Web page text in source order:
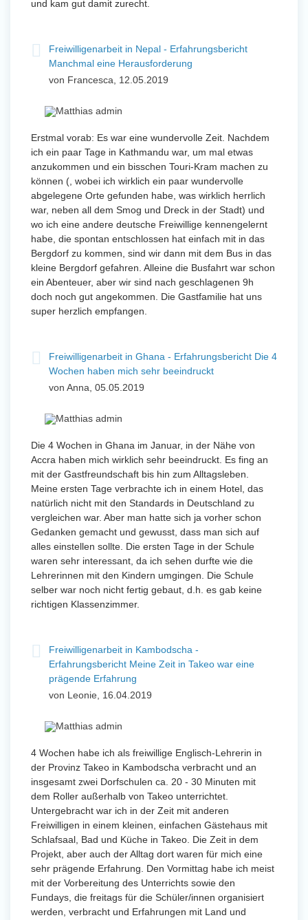
und kam gut damit zurecht.
Freiwilligenarbeit in Nepal - Erfahrungsbericht
Manchmal eine Herausforderung
von Francesca, 12.05.2019
Erstmal vorab: Es war eine wundervolle Zeit. Nachdem
ich ein paar Tage in Kathmandu war, um mal etwas
anzukommen und ein bisschen Touri-Kram machen zu
können (, wobei ich wirklich ein paar wundervolle
abgelegene Orte gefunden habe, was wirklich herrlich
war, neben all dem Smog und Dreck in der Stadt) und
wo ich eine andere deutsche Freiwillige kennengelernt
habe, die spontan entschlossen hat einfach mit in das
Bergdorf zu kommen, sind wir dann mit dem Bus in das
kleine Bergdorf gefahren. Alleine die Busfahrt war schon
ein Abenteuer, aber wir sind nach geschlagenen 9h
doch noch gut angekommen. Die Gastfamilie hat uns
super herzlich empfangen.
Freiwilligenarbeit in Ghana - Erfahrungsbericht Die 4
Wochen haben mich sehr beeindruckt
von Anna, 05.05.2019
Die 4 Wochen in Ghana im Januar, in der Nähe von
Accra haben mich wirklich sehr beeindruckt. Es fing an
mit der Gastfreundschaft bis hin zum Alltagsleben.
Meine ersten Tage verbrachte ich in einem Hotel, das
natürlich nicht mit den Standards in Deutschland zu
vergleichen war. Aber man hatte sich ja vorher schon
Gedanken gemacht und gewusst, dass man sich auf
alles einstellen sollte. Die ersten Tage in der Schule
waren sehr interessant, da ich sehen durfte wie die
Lehrerinnen mit den Kindern umgingen. Die Schule
selber war noch nicht fertig gebaut, d.h. es gab keine
richtigen Klassenzimmer.
Freiwilligenarbeit in Kambodscha -
Erfahrungsbericht Meine Zeit in Takeo war eine
prägende Erfahrung
von Leonie, 16.04.2019
4 Wochen habe ich als freiwillige Englisch-Lehrerin in
der Provinz Takeo in Kambodscha verbracht und an
insgesamt zwei Dorfschulen ca. 20 - 30 Minuten mit
dem Roller außerhalb von Takeo unterrichtet.
Untergebracht war ich in der Zeit mit anderen
Freiwilligen in einem kleinen, einfachen Gästehaus mit
Schlafsaal, Bad und Küche in Takeo. Die Zeit in dem
Projekt, aber auch der Alltag dort waren für mich eine
sehr prägende Erfahrung. Den Vormittag habe ich meist
mit der Vorbereitung des Unterrichts sowie den
Fundays, die freitags für die Schüler/innen organisiert
werden, verbracht und Erfahrungen mit Land und